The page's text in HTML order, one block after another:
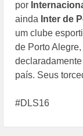
por
ainda Inter de
um clube
de Porto Alegre
país. Seus
#DLS16